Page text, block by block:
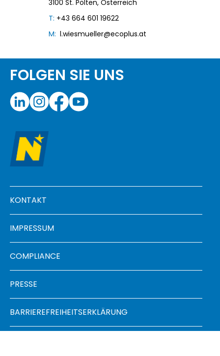
3100 St. Pölten, Österreich
T: +43 664 601 19622
M: l.wiesmueller@ecoplus.at
FOLGEN SIE UNS
KONTAKT
IMPRESSUM
COMPLIANCE
PRESSE
BARRIEREFREIHEITSERKLÄRUNG